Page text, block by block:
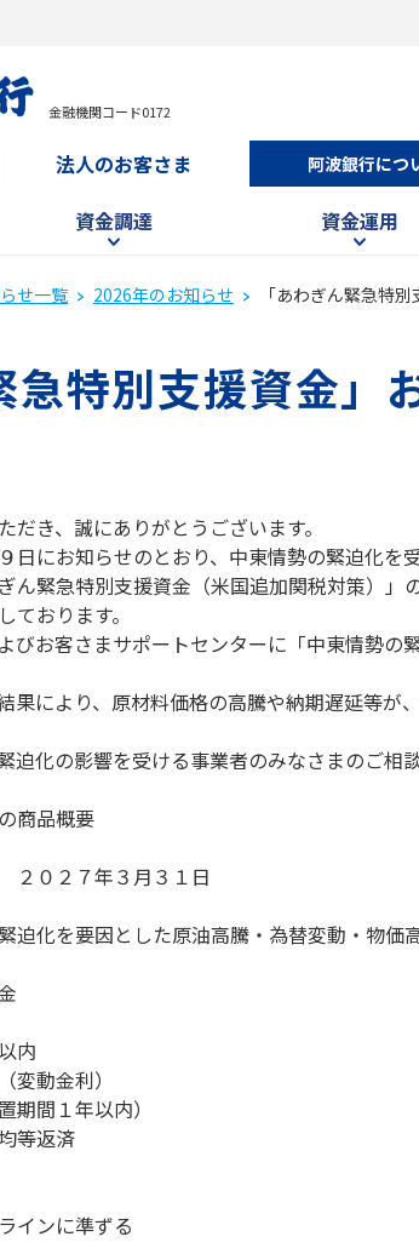
金融機関コード0172
法人のお客さま 阿波銀行につ
資金調達 資金運用
せ一覧 2026年のお知らせ 「あわぎん緊急特
急特別支援資金
き、誠にありがとうございます。
日にお知らせのとおり、中東情勢の緊迫化
ん緊急特別支援資金（米国追加関税対策）
おります。
びお客さまサポートセンターに「中東情勢
果により、原材料価格の高騰や納期遅延等
迫化の影響を受ける事業者のみなさまのご相
商品概要
０２７年３月３１日
迫化を要因とした原油高騰・為替変動・物
内
変動金利）
期間１年以内）
等返済
インに準ずる